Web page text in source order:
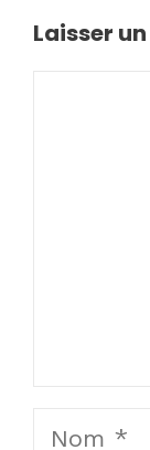
Laisser
Nom